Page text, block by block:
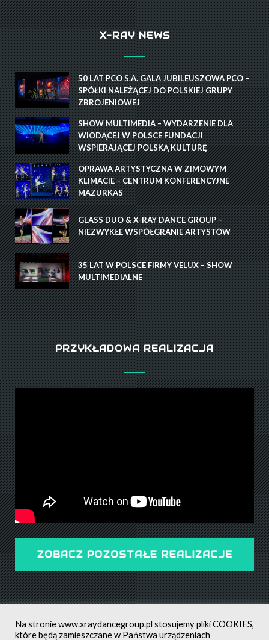
X-RAY NEWS
50 LAT PCO S.A. GALA JUBILEUSZOWA PCO –
SPÓŁKI NALEŻĄCEJ DO POLSKIEJ GRUPY
ZBROJENIOWEJ
SHOW MULTIMEDIA – WYDARZENIE DLA
WIODĄCEJ W POLSCE FUNDACJI
WSPIERAJĄCEJ POLSKĄ KULTURĘ
OPRAWA ARTYSTYCZNA W ZIMOWYM
KLIMACIE – CENTRUM KONFERENCYJNE
MAZURKAS
GLASS DUO & X-RAY DANCE GROUP –
NIEZWYKŁE WSPÓŁGRANIE ARTYSTÓW
35 LAT W POLSCE FIRMY VELUX – SHOW
MULTIMEDIALNE
PRZYKŁADOWA REALIZACJA
ZOBACZ POZOSTAŁE REALIZACJE
Na stroniewww.xraydancegroup.pl stosujemy pliki COOKIES,
które będą zamieszczane w Państwa urządzeniach